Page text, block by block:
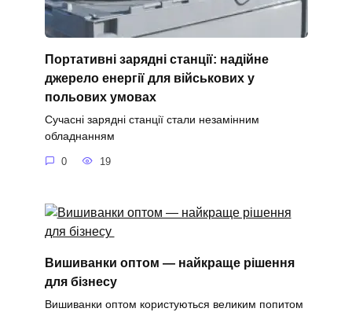
Портативні зарядні станції: надійне
джерело енергії для військових у
польових умовах
Сучасні зарядні станції стали незамінним
обладнанням
0 19
Вишиванки оптом — найкраще рішення
для бізнесу
Вишиванки оптом користуються великим попитом